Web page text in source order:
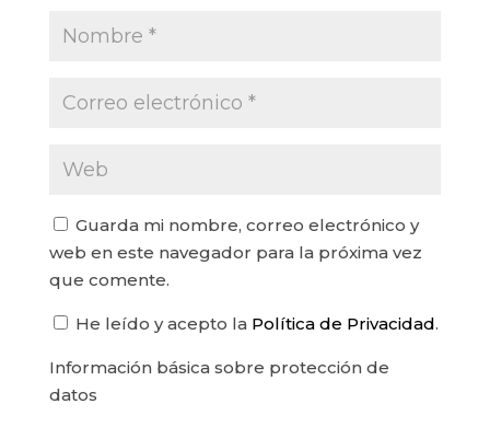
Guarda mi nombre, correo electrónico y
web en este navegador para la próxima vez
que comente.
He leído y acepto la Política de Privacidad.
Información básica sobre protección de
datos